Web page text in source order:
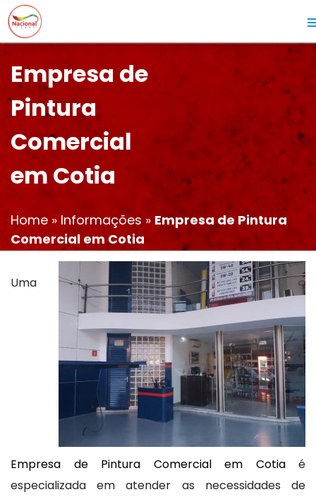
Empresa de
Pintura
Comercial
em Cotia
Home » Informações » Empresa de Pintura
Comercial em Cotia
Uma
Empresa de Pintura Comercial em Cotiaé
especializada em atender as necessidades de